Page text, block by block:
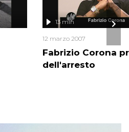
Fabrizio Corona
dell'arresto
13 min
12 marzo 2007